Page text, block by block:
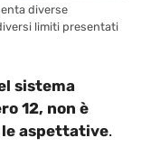
diverse
limiti presentati
sistema
12, non è
aspettative.